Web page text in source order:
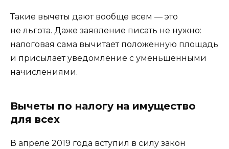
Такие вычеты дают вообще всем — это
не льгота. Даже заявление писать не нужно:
налоговая сама вычитает положенную площадь
и присылает уведомление с уменьшенными
начислениями.
Вычеты по налогу на имущество
для всех
В апреле 2019 года вступил в силу закон